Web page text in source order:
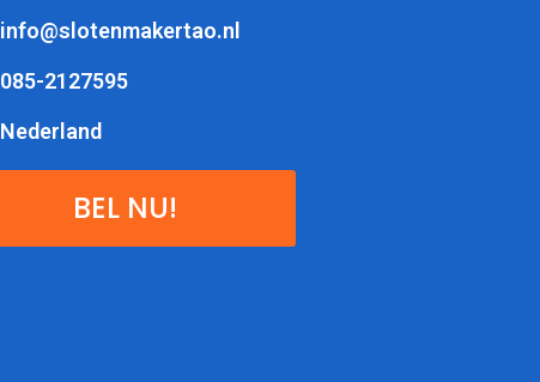
info@slotenmakertao.nl
085-2127595
Nederland
BEL NU!